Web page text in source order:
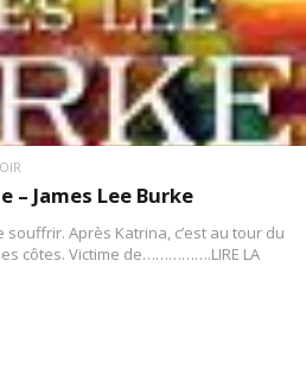
– James Lee Burke
souffrir. Après Katrina, c’est au tour du
côtes. Victime de…………….LIRE LA